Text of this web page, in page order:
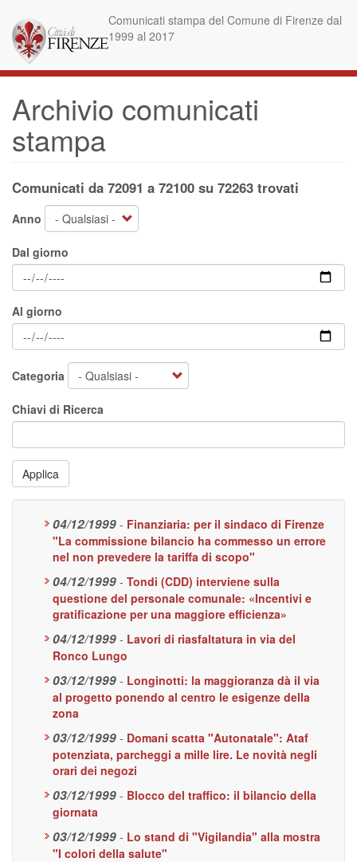
contenuto
principale
Comunicati stampa del Comune di Firenze dal
1999 al 2017
Archivio comunicati
stampa
Comunicati da 72091 a 72100 su 72263 trovati
Anno
Dal giorno
Al giorno
Categoria
Chiavi di Ricerca
Applica
04/12/1999 - Finanziaria: per il sindaco di Firenze
"La commissione bilancio ha commesso un errore
nel non prevedere la tariffa di scopo"
04/12/1999 - Tondi (CDD) interviene sulla
questione del personale comunale: «Incentivi e
gratificazione per una maggiore efficienza»
04/12/1999 - Lavori di riasfaltatura in via del
Ronco Lungo
03/12/1999 - Longinotti: la maggioranza dà il via
al progetto ponendo al centro le esigenze della
zona
03/12/1999 - Domani scatta "Autonatale": Ataf
potenziata, parcheggi a mille lire. Le novità negli
orari dei negozi
03/12/1999 - Blocco del traffico: il bilancio della
giornata
03/12/1999 - Lo stand di "Vigilandia" alla mostra
"I colori della salute"